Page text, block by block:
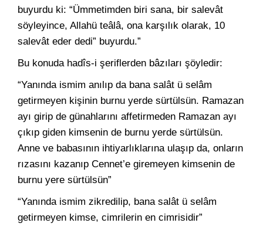
buyurdu ki: “Ümmetimden biri sana, bir salevât
söyleyince, Allahü teâlâ, ona karşılık olarak, 10
salevât eder dedi” buyurdu.”
Bu konuda hadîs-i şeriflerden bâzıları şöyledir:
“Yanında ismim anılıp da bana salât ü selâm
getirmeyen kişinin burnu yerde sürtülsün. Ramazan
ayı girip de günahlarını affetirmeden Ramazan ayı
çıkıp giden kimsenin de burnu yerde sürtülsün.
Anne ve babasının ihtiyarlıklarına ulaşıp da, onların
rızasını kazanıp Cennet’e giremeyen kimsenin de
burnu yere sürtülsün”
“Yanında ismim zikredilip, bana salât ü selâm
getirmeyen kimse, cimrilerin en cimrisidir”